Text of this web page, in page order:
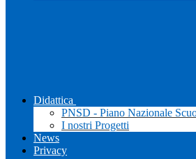
Didattica
PNSD - Piano Nazionale
I nostri Progetti
News
Privacy